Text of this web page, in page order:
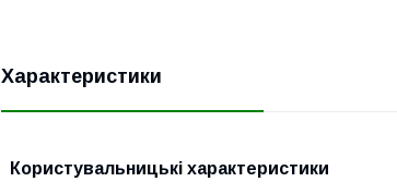
Характеристики
Користувальницькі характеристики